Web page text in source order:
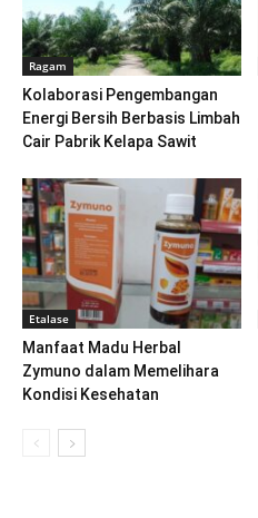
Ragam
Kolaborasi Pengembangan
Energi Bersih Berbasis Limbah
Cair Pabrik Kelapa Sawit
Etalase
Manfaat Madu Herbal
Zymuno dalam Memelihara
Kondisi Kesehatan